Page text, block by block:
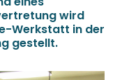
wird
Werkstatt in der
gestellt.